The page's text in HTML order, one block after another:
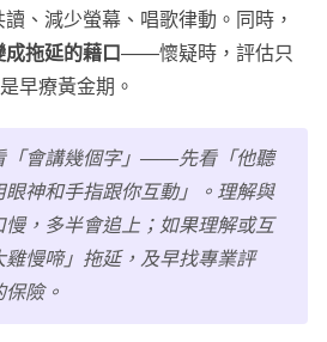
、減少螢幕、唱歌律動。同時，
成拖延的藉口——懷疑時，評估只
早療黃金期。
「會講幾個字」——先看「他聽
眼神和手指跟你互動」。理解與
慢，多半會追上；如果理解或互
慢啼」拖延，及早找專業評
險。